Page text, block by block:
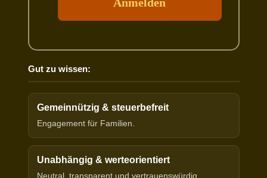
Gut zu wissen:
Gemeinnützig & steuerbefreit
Engagement für Familien.
Unabhängig & werteorientiert
Neutral, transparent und vertrauenswürdig.